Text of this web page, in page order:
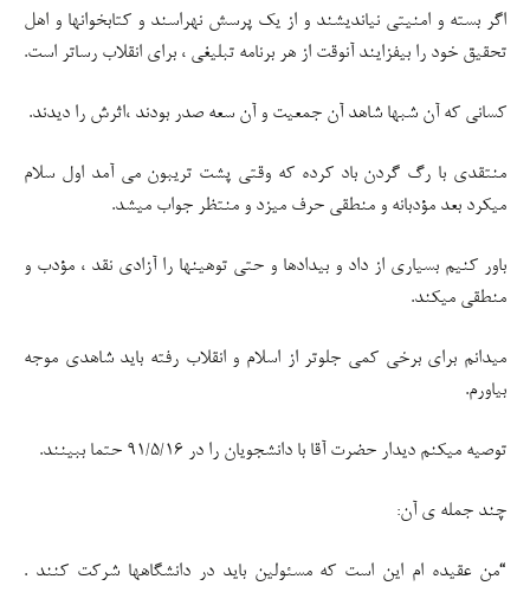
اگر بسته و امنیتی نیاندیشند و از یک پرسش نهراسند و کتابخوانها و اهل
تحقیق خود را بیفزایند آنوقت از هر برنامه تبلیغی ، برای انقلاب رساتر است.
کسانی که آن شبها شاهد آن جمعیت و آن سعه صدر بودند ،اثرش را دیدند.
منتقدی با رگ گردن باد کرده که وقتی پشت تریبون می آمد اول سلام
میکرد بعد مؤدبانه و منطقی حرف میزد و منتظر جواب میشد.
باور کنیم بسیاری از داد و بیدادها و حتی توهینها را آزادی نقد ، مؤدب و
منطقی میکند.
میدانم برای برخی کمی جلوتر از اسلام و انقلاب رفته باید شاهدی موجه
بیاورم.
توصیه میکنم دیدار حضرت آقا با دانشجویان را در ۹۱/۵/۱۶ حتما ببینند.
چند جمله ی آن:
“من عقیده ام این است که مسئولین باید در دانشگاهها شرکت کنند .